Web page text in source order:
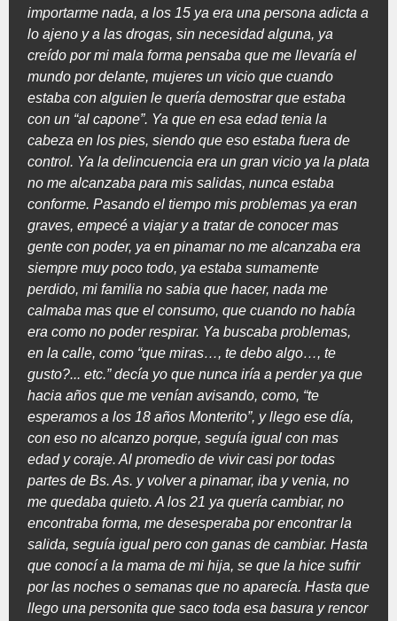
importarme nada, a los 15 ya era una persona adicta a
lo ajeno y a las drogas, sin necesidad alguna, ya
creído por mi mala forma pensaba que me llevaría el
mundo por delante, mujeres un vicio que cuando
estaba con alguien le quería demostrar que estaba
con un “al capone”. Ya que en esa edad tenia la
cabeza en los pies, siendo que eso estaba fuera de
control. Ya la delincuencia era un gran vicio ya la plata
no me alcanzaba para mis salidas, nunca estaba
conforme. Pasando el tiempo mis problemas ya eran
graves, empecé a viajar y a tratar de conocer mas
gente con poder, ya en pinamar no me alcanzaba era
siempre muy poco todo, ya estaba sumamente
perdido, mi familia no sabia que hacer, nada me
calmaba mas que el consumo, que cuando no había
era como no poder respirar. Ya buscaba problemas,
en la calle, como “que miras…, te debo algo…, te
gusto?... etc.” decía yo que nunca iría a perder ya que
hacia años que me venían avisando, como, “te
esperamos a los 18 años Monterito”, y llego ese día,
con eso no alcanzo porque, seguía igual con mas
edad y coraje. Al promedio de vivir casi por todas
partes de Bs. As. y volver a pinamar, iba y venia, no
me quedaba quieto. A los 21 ya quería cambiar, no
encontraba forma, me desesperaba por encontrar la
salida, seguía igual pero con ganas de cambiar. Hasta
que conocí a la mama de mi hija, se que la hice sufrir
por las noches o semanas que no aparecía. Hasta que
llego una personita que saco toda esa basura y rencor